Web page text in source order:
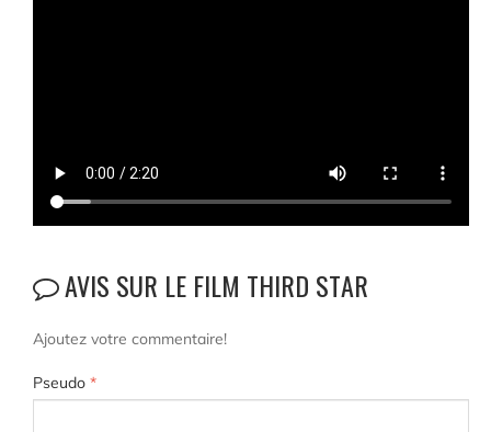
AVIS SUR LE FILM THIRD STAR
Ajoutez votre commentaire!
Pseudo *